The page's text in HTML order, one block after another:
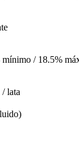
mínimo / 18.5%
/ lata